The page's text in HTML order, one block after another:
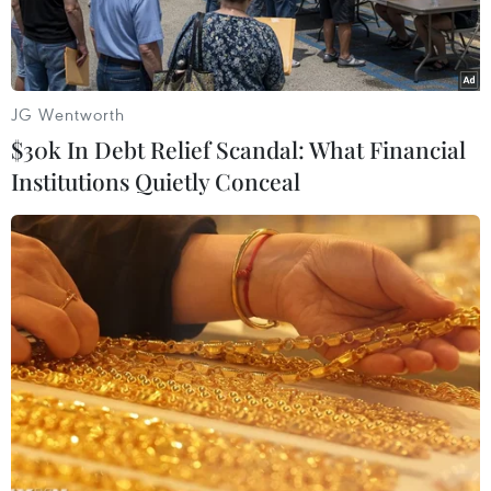
Quang cảnh lễ ký kết biên bản hợp tác. (Ảnh: Minh
Hưng/TTXVN)
Ngày 8/4, tại thủ đô Phnom Penh, Vương quốc
Campuchia, Trường Đại học Kiên Giang đã ký
kết Bản ghi nhớ về Hợp tác đào tạo và nghiên
cứu với Trường Đại học Hoàng gia Phnom Penh
và Đại học Chea Sim Kamchaymear của
JG Wentworth
$30k In Debt Relief Scandal: What Financial
Institutions Quietly Conceal